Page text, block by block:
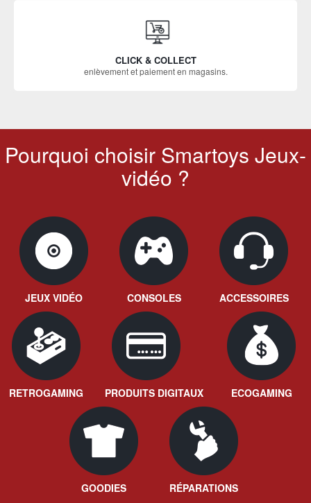
CLICK & COLLECT
enlèvement et paiement en magasins.
Pourquoi choisir Smartoys Jeux-
vidéo ?
JEUX VIDÉO CONSOLES ACCESSOIRES
RETROGAMING PRODUITS DIGITAUX ECOGAMING
GOODIES RÉPARATIONS